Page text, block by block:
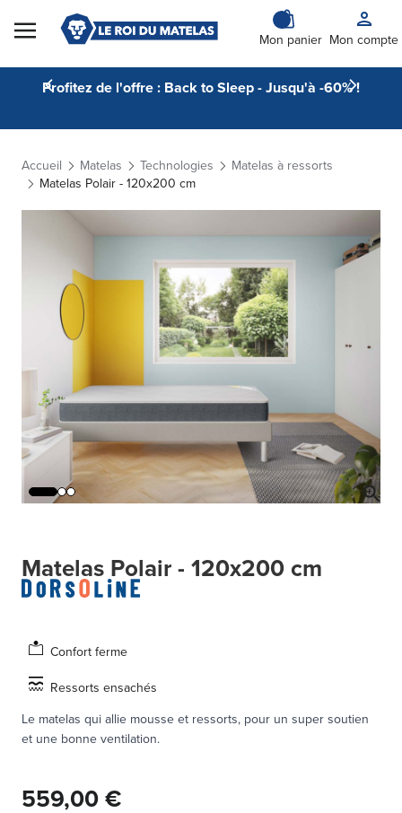
Skip to Content
Mon panier Mon compte
Profitez de l'offre : Back to Sleep - Jusqu'à -60% !
Accueil Matelas Technologies
Matelas à ressorts
Matelas Polair - 120x200 cm
Matelas Polair - 120x200 cm
Confort ferme
Ressorts ensachés
Le matelas qui allie mousse et ressorts, pour un super soutien
et une bonne ventilation.
559,00 €